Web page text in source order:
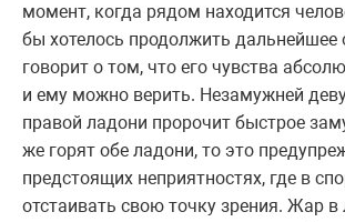
момент, когда рядом находится
бы хотелось продолжить дальнейшее
говорит о том, что его чувства
и ему можно верить. Незамужней
правой ладони пророчит быстрое
же горят обе ладони, то это
предстоящих неприятностях, где в
отстаивать свою точку зрения. Жар в